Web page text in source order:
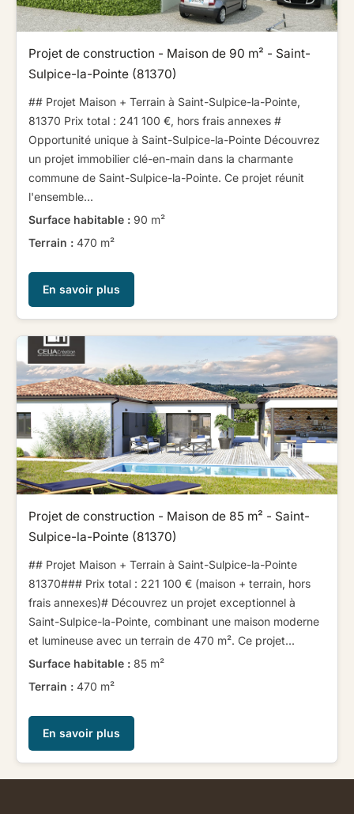
Projet de construction - Maison de 90 m² - Saint-
Sulpice-la-Pointe (81370)
## Projet Maison + Terrain à Saint-Sulpice-la-Pointe,
81370 ​ ​​ ​Prix total : 241 100 €, hors frais annexes ​ ​​ ​#
Opportunité unique à Saint-Sulpice-la-Pointe ​ ​​ ​Découvrez
un projet immobilier clé-en-main dans la charmante
commune de Saint-Sulpice-la-Pointe. Ce projet réunit
l'ensemble...
Surface habitable : 90 m²
Terrain : 470 m²
En savoir plus
Projet de construction - Maison de 85 m² - Saint-
Sulpice-la-Pointe (81370)
## Projet Maison + Terrain à Saint-Sulpice-la-Pointe
81370​ ​​ ​### Prix total : 221 100 € (maison + terrain, hors
frais annexes)​ ​​ ​# Découvrez un projet exceptionnel à
Saint-Sulpice-la-Pointe, combinant une maison moderne
et lumineuse avec un terrain de 470 m². Ce projet...
Surface habitable : 85 m²
Terrain : 470 m²
En savoir plus